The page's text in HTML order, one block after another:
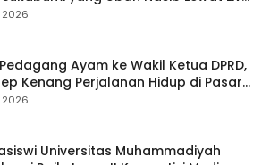
2026
Ayam ke Wakil Ketua DPRD,
Kenang Perjalanan Hidup di Pasar
2026
Universitas Muhammadiyah